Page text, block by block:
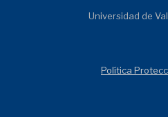
Universidad de
Política